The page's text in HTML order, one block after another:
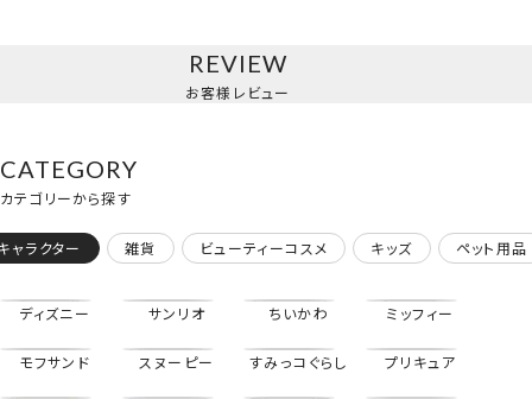
＜緑谷出久・爆豪勝己・轟焦凍＞
REVIEW
お客様レビュー
CATEGORY
カテゴリーから探す
ャラクター 雑貨 ビューティーコスメ キッズ ペット用品
ディズニー サンリオ ちいかわ ミッフィー
モフサンド スヌーピー すみっコぐらし プリキュア